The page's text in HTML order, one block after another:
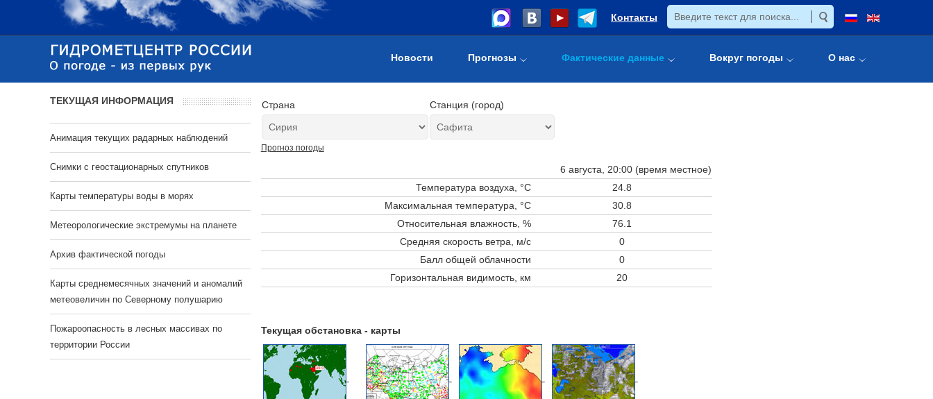
Контакты
Новости Прогнозы Фактические данные Вокруг погоды О нас
Страна Станция (город)
Прогноз погоды
6 августа, 20:00 (время местное)
Температура воздуха, °C
24.8
Максимальная температура, °C
30.8
Относительная влажность, %
76.1
Средняя скорость ветра, м/с
0
Балл общей облачности
0
Горизонтальная видимость, км
20
Текущая обстановка - карты
ТЕКУЩАЯ ИНФОРМАЦИЯ
Анимация текущих радарных наблюдений
Cнимки с геостационарных спутников
Карты температуры воды в морях
Метеорологические экстремумы на планете
Архив фактической погоды
Карты среднемесячных значений и аномалий
метеовеличин по Северному полушарию
Пожароопасность в лесных массивах по
территории России